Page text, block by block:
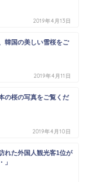
2019年4月13日
韓国の美しい雪桜をご
2019年4月11日
の桜の写真をご覧くだ
2019年4月10日
れた外国人観光客1位が
」